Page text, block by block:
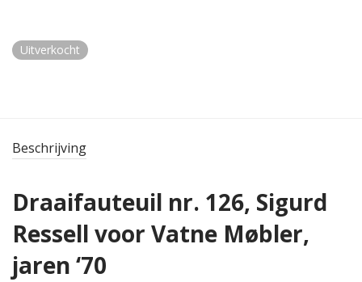
Uitverkocht
Beschrijving
Draaifauteuil nr. 126, Sigurd
Ressell voor Vatne Møbler,
jaren ‘70